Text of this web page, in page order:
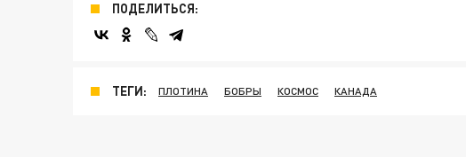
ПОДЕЛИТЬСЯ:
ТЕГИ: ПЛОТИНА БОБРЫ КОСМОС КАНАДА